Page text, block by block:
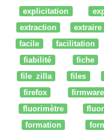
explicitation
extraction
extraire
facile
facilitation
fiabilité
fiche
file zilla
files
firefox
firmware
fluorimètre
formation